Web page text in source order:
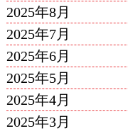
2025年8月
2025年7月
2025年6月
2025年5月
2025年4月
2025年3月